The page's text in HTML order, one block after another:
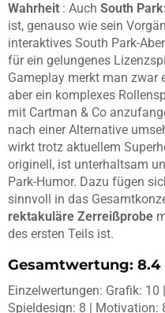
Wahrheit : Auch South
ist, genauso wie sein
interaktives South Park-
für ein gelungenes
Gameplay merkt man zwar
aber ein komplexes
mit Cartman & Co
nach einer Alternative
wirkt trotz aktuellem
originell, ist unterhaltsam
Park-Humor. Dazu fügen
sinnvoll in das
rektakuläre Zerreißprobe
des ersten Teils ist.
Gesamtwertung: 8.4
Einzelwertungen: Grafik:
Spieldesign: 8 | Motivation: